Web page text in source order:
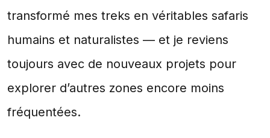
transformé mes treks en véritables safaris
humains et naturalistes — et je reviens
toujours avec de nouveaux projets pour
explorer d’autres zones encore moins
fréquentées.